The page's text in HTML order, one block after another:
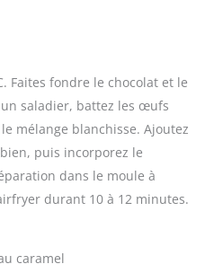
Faites fondre le chocolat et le
saladier, battez les œufs
mélange blanchisse. Ajoutez
puis incorporez le
dans le moule à
durant 10 à 12 minutes.
caramel